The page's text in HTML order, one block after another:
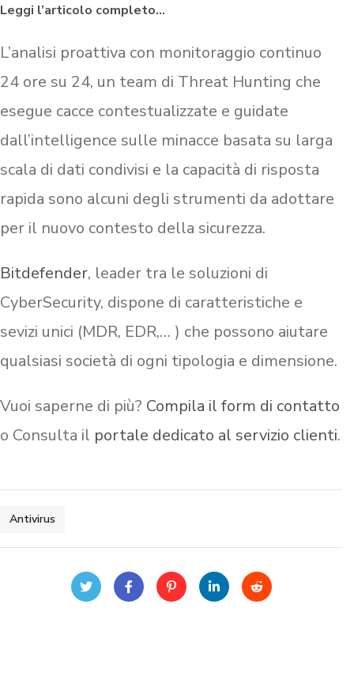
Leggi l’articolo completo…
L’analisi proattiva con monitoraggio continuo
24 ore su 24, un team di Threat Hunting che
esegue cacce contestualizzate e guidate
dall’intelligence sulle minacce basata su larga
scala di dati condivisi e la capacità di risposta
rapida sono alcuni degli strumenti da adottare
per il nuovo contesto della sicurezza.
Bitdefender, leader tra le soluzioni di
CyberSecurity, dispone di caratteristiche e
sevizi unici (MDR, EDR,… ) che possono aiutare
qualsiasi società di ogni tipologia e dimensione.
Vuoi saperne di più? Compila il form di contatto
o Consulta il portale dedicato al servizio clienti.
Antivirus